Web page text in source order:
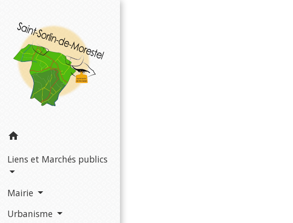
home
Liens et Marchés publics
Mairie
Urbanisme